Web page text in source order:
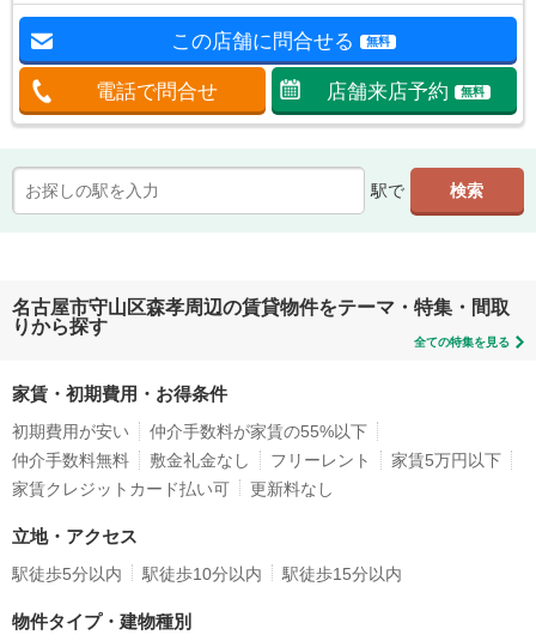
この店舗に問合せる 無料
電話で問合せ 店舗来店予約 無料
駅で
名古屋市守山区森孝周辺の賃貸物件をテーマ・特集・間取
りから探す
全ての特集を見る
家賃・初期費用・お得条件
初期費用が安い
仲介手数料が家賃の55%以下
仲介手数料無料
敷金礼金なし フリーレント
家賃5万円以下
家賃クレジットカード払い可
更新料なし
立地・アクセス
駅徒歩5分以内 駅徒歩10分以内 駅徒歩15分以内
物件タイプ・建物種別